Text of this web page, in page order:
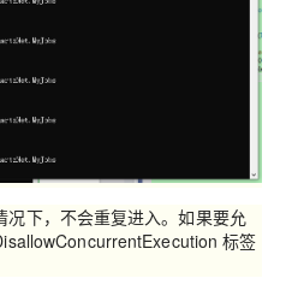
下，不会重复进入。如果要允
标签